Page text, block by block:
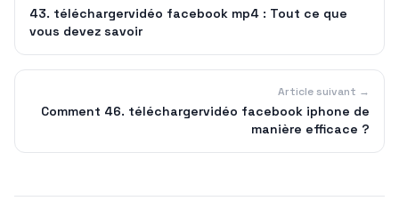
43. téléchargervidéo facebook mp4 : Tout ce que
vous devez savoir
Article suivant →
Comment 46. téléchargervidéo facebook iphone de
manière efficace ?